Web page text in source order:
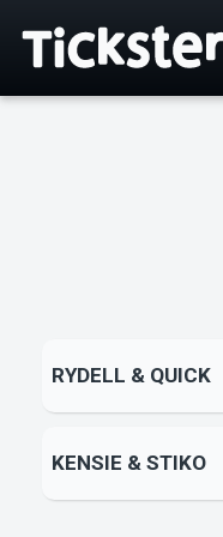
RYDELL & QUICK
KENSIE & STIKO